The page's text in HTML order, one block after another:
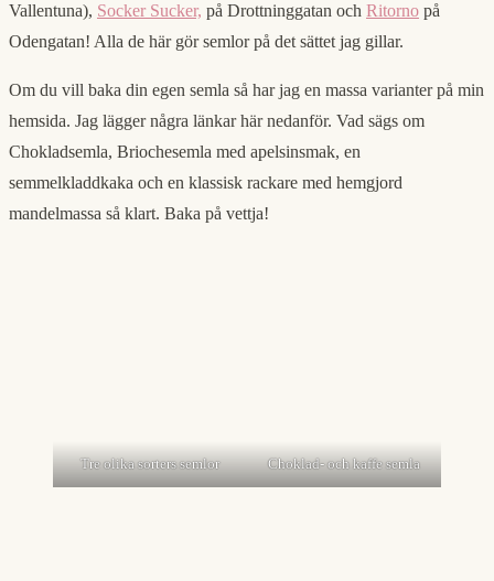
Vallentuna), Socker Sucker, på Drottninggatan och Ritorno på
Odengatan! Alla de här gör semlor på det sättet jag gillar.
Om du vill baka din egen semla så har jag en massa varianter på min
hemsida. Jag lägger några länkar här nedanför. Vad sägs om
Chokladsemla, Briochesemla med apelsinsmak, en
semmelkladdkaka och en klassisk rackare med hemgjord
mandelmassa så klart. Baka på vettja!
Tre olika sorters semlor Choklad- och kaffe semla